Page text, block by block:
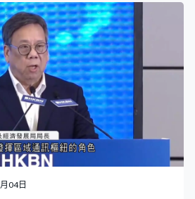
一段只相差20米。屯門區議員鍾健
是有屯門新市鎮就有它，大家想像
管。這條喉管本身是主要喉管，亦
們團隊三月已經視察過整個復修工
更換已經爆了。」 有工程師分
一因素。香港工程師學會土木分部
令水土流失令水管的地基不穩
時候，很多時在夜晚進行搶修，加
填時一直下雨亦會影響泥土更加不
喉管已納入風險為本水管改善工
分者協調，盡快制定更換方案，期
04日